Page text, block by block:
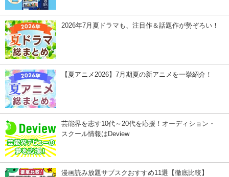
2026年7月夏ドラマも、注目作＆話題作が勢ぞろい！
【夏アニメ2026】7月期夏の新アニメを一挙紹介！
芸能界を志す10代～20代を応援！オーディション・
スクール情報はDeview
漫画読み放題サブスクおすすめ11選【徹底比較】